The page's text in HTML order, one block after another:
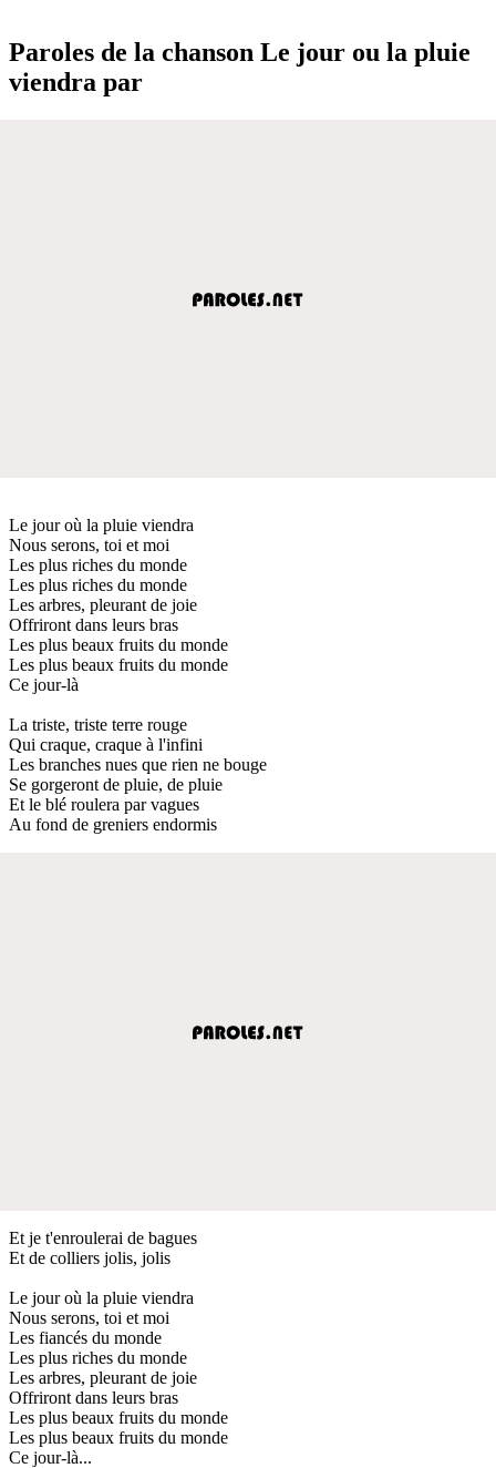
Paroles de la chanson Le jour ou la pluie
viendra par
Le jour où la pluie viendra
Nous serons, toi et moi
Les plus riches du monde
Les plus riches du monde
Les arbres, pleurant de joie
Offriront dans leurs bras
Les plus beaux fruits du monde
Les plus beaux fruits du monde
Ce jour-là
La triste, triste terre rouge
Qui craque, craque à l'infini
Les branches nues que rien ne bouge
Se gorgeront de pluie, de pluie
Et le blé roulera par vagues
Au fond de greniers endormis
Et je t'enroulerai de bagues
Et de colliers jolis, jolis
Le jour où la pluie viendra
Nous serons, toi et moi
Les fiancés du monde
Les plus riches du monde
Les arbres, pleurant de joie
Offriront dans leurs bras
Les plus beaux fruits du monde
Les plus beaux fruits du monde
Ce jour-là...